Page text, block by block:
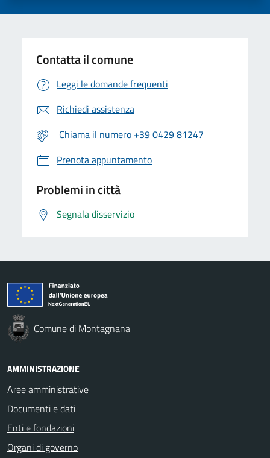
Contatta il comune
Leggi le domande frequenti
Richiedi assistenza
Chiama il numero +39 0429 81247
Prenota appuntamento
Problemi in città
Segnala disservizio
Comune di Montagnana
AMMINISTRAZIONE
Aree amministrative
Documenti e dati
Enti e fondazioni
Organi di governo